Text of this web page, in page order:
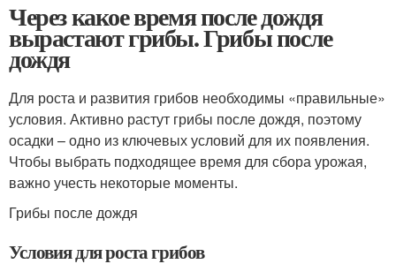
Через какое время после дождя
вырастают грибы. Грибы после
дождя
Для роста и развития грибов необходимы «правильные»
условия. Активно растут грибы после дождя, поэтому
осадки – одно из ключевых условий для их появления.
Чтобы выбрать подходящее время для сбора урожая,
важно учесть некоторые моменты.
Грибы после дождя
Условия для роста грибов